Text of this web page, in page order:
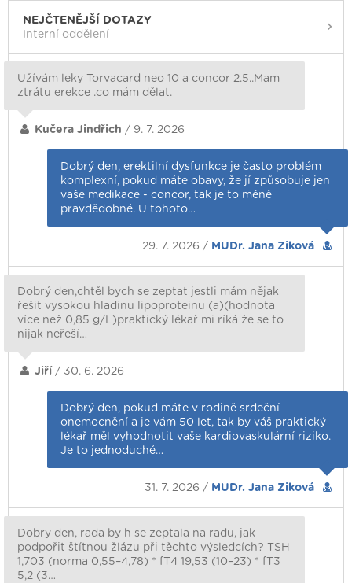
NEJČTENĚJŠÍ DOTAZY
Interní oddělení
Užívám leky Torvacard neo 10 a concor 2.5..Mam
ztrátu erekce .co mám dělat.
Kučera Jindřich / 9. 7. 2026
Dobrý den, erektilní dysfunkce je často problém
komplexní, pokud máte obavy, že jí způsobuje jen
vaše medikace - concor, tak je to méně
pravdědobné. U tohoto…
29. 7. 2026 / MUDr. Jana Ziková
Dobrý den,chtěl bych se zeptat jestli mám nějak
řešit vysokou hladinu lipoproteinu (a)(hodnota
více než 0,85 g/L)praktický lékař mi ríká že se to
nijak neřeší…
Jiří / 30. 6. 2026
Dobrý den, pokud máte v rodině srdeční
onemocnění a je vám 50 let, tak by váš praktický
lékař měl vyhodnotit vaše kardiovaskulární riziko.
Je to jednoduché…
31. 7. 2026 / MUDr. Jana Ziková
Dobry den, rada by h se zeptala na radu, jak
podpořit štítnou žlázu při těchto výsledcích? TSH
1,703 (norma 0,55–4,78) * fT4 19,53 (10–23) * fT3
5,2 (3…